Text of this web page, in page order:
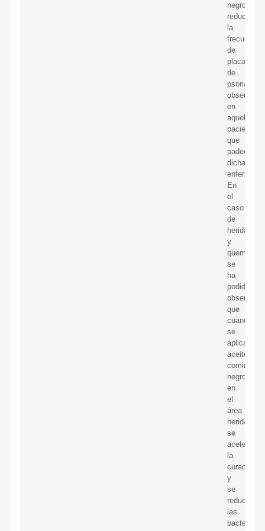
negro
reduce
la
frecuencia
de
placas
de
psoriasis
en
aquellos
pacientes
que
padecen
dicha
En
el
caso
de
heridas
y
se
ha
podido
observar
que
cuando
se
aplica
aceite
comino
negro
en
el
área
herida,
se
acelera
la
curación
y
se
reducen
las
bacterias